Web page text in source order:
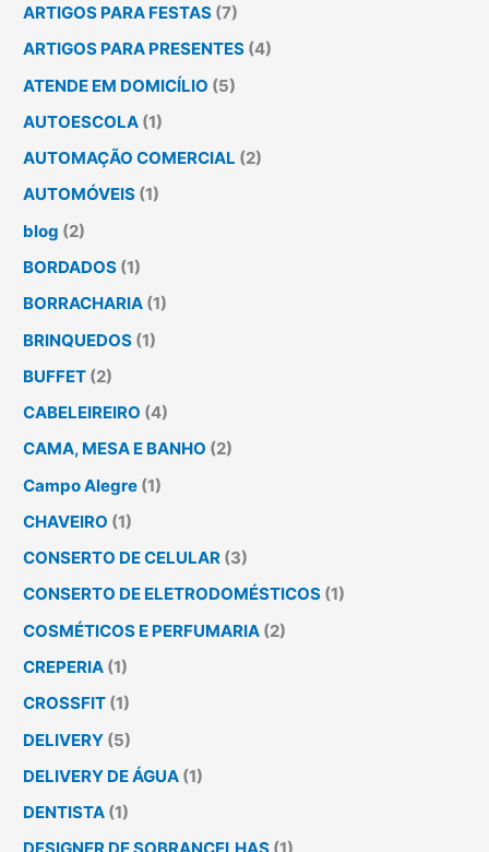
ARTIGOS PARA FESTAS (7)
ARTIGOS PARA PRESENTES (4)
ATENDE EM DOMICÍLIO (5)
AUTOESCOLA (1)
AUTOMAÇÃO COMERCIAL (2)
AUTOMÓVEIS (1)
blog (2)
BORDADOS (1)
BORRACHARIA (1)
BRINQUEDOS (1)
BUFFET (2)
CABELEIREIRO (4)
CAMA, MESA E BANHO (2)
Campo Alegre (1)
CHAVEIRO (1)
CONSERTO DE CELULAR (3)
CONSERTO DE ELETRODOMÉSTICOS (1)
COSMÉTICOS E PERFUMARIA (2)
CREPERIA (1)
CROSSFIT (1)
DELIVERY (5)
DELIVERY DE ÁGUA (1)
DENTISTA (1)